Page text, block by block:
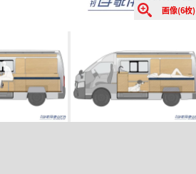
画像(6枚)